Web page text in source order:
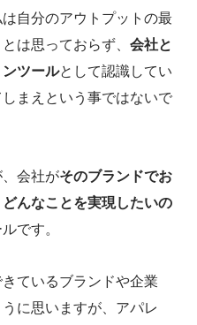
自分のアウトプットの最
は思っておらず、 会社と
ツールとして認識してい
まえという事ではないで
会社がそのブランドでお
んなことを実現したいの
です。
ているブランドや企業
に思いますが、アパレ